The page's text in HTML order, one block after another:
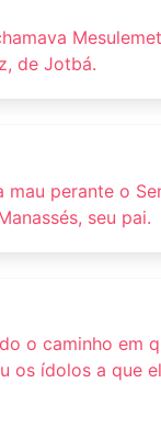
de Jotbá.
mau perante o
seu pai.
o caminho em
os ídolos a que